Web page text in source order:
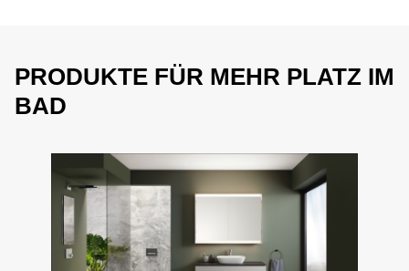
PRODUKTE FÜR MEHR PLATZ IM
BAD